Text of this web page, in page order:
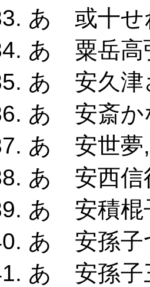
あ 或十
あ 粟岳
あ 安久津
あ 安斎か
あ 安世
あ 安西信
あ 安積棍
あ 安孫子
あ 安孫子